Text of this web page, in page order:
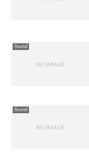
Sound
Sound